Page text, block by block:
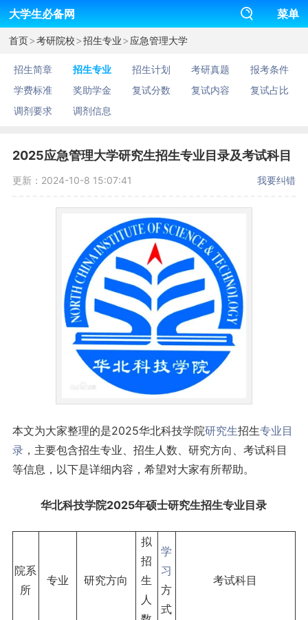
大学生必备网 菜单
首页>考研院校>招生专业>应急管理大学
招生简章 招生专业 招生计划 考研真题
报考条件
学费标准
奖助学金 复试分数 复试内容
复试占比
调剂要求
调剂信息
2025应急管理大学研究生招生专业目录及考试科目
更新：2024-10-8 15:07:41 我要纠错
本文为大家整理的是2025华北科技学院研究生招生专业目
录，主要包含招生专业、招生人数、研究方向、考试科目
等信息，以下是详细内容，希望对大家有所帮助。
华北科技学院2025年硕士研究生招生专业目录
院系
所
专业 研究方向
拟
招
生
人
学
习
方
式
考试科目